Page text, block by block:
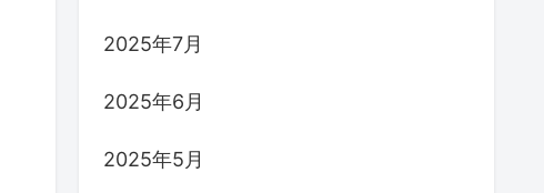
2025年7月
2025年6月
2025年5月